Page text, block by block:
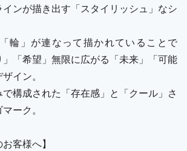
インが描き出す「スタイリッシュ」なシ
輪」が連なって描かれていることで
」「希望」無限に広がる「未来」「可能
イン。
構成された「存在感」と「クール」さ
ーク。
客様へ】